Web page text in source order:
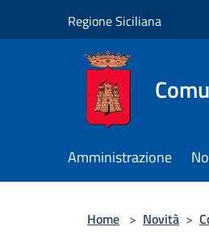
Regione Siciliana
Amministrazione
Home > Novità >